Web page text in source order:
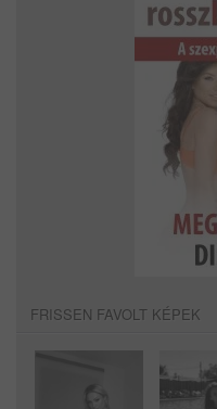
FRISSEN FAVOLT KÉPEK